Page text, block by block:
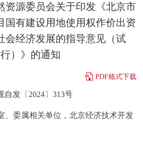
法人服务 部门服务
投资项目
资源委员会关于印发《北京市
国有建设用地使用权作价出资
会经济发展的指导意见（试
行）》的通知
PDF格式下载
自发〔2024〕313号
、委属相关单位，北京经济技术开发